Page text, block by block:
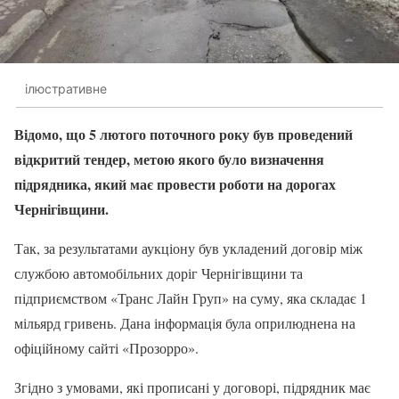
ілюстративне
Відомо, що 5 лютого поточного року був проведений
відкритий тендер, метою якого було визначення
підрядника, який має провести роботи на дорогах
Чернігівщини.
Так, за результатами аукціону був укладений договір між
службою автомобільних доріг Чернігівщини та
підприємством «Транс Лайн Груп» на суму, яка складає 1
мільярд гривень. Дана інформація була оприлюднена на
офіційному сайті «Прозорро».
Згідно з умовами, які прописані у договорі, підрядник має